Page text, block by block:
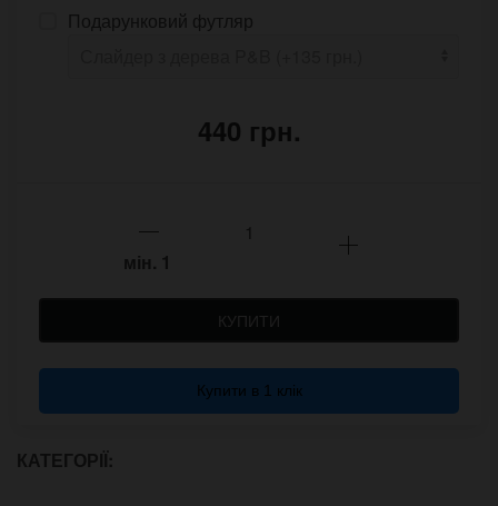
Подарунковий футляр
440 грн.
мін. 1
КУПИТИ
Купити в 1 клік
КАТЕГОРІЇ: